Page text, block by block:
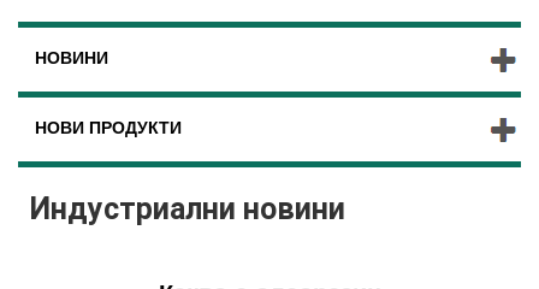
НОВИНИ
НОВИ ПРОДУКТИ
Индустриални новини